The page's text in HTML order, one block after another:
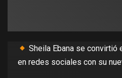
Sheila Ebana se convirtió
en redes sociales con su